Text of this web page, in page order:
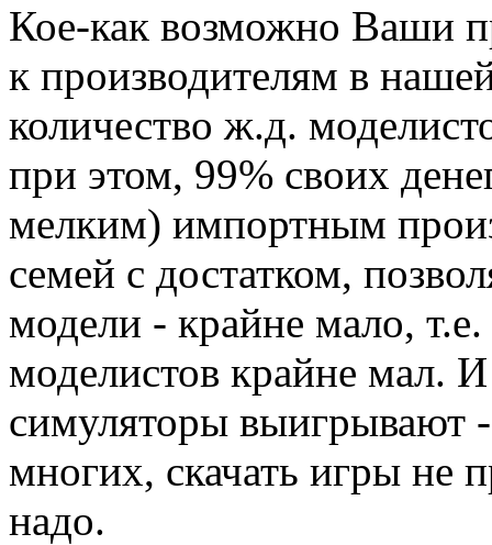
Кое-как возможно Ваши
к производителям в
количество ж.д.
при этом, 99% своих
мелким) импортным
семей с достатком,
модели - крайне мало,
моделистов крайне мал.
симуляторы выигрывают
многих, скачать игры не
надо.